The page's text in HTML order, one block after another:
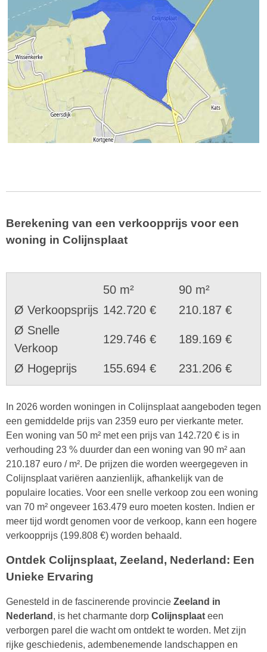
Berekening van een verkoopprijs voor een
woning in Colijnsplaat
50 m²
90 m²
Ø Verkoopsprijs 142.720 €
210.187 €
Ø Snelle
Verkoop
129.746 € 189.169 €
Ø Hogeprijs 155.694 € 231.206 €
In 2026 worden woningen in Colijnsplaat aangeboden tegen
een gemiddelde prijs van 2359 euro per vierkante meter.
Een woning van 50 m² met een prijs van 142.720 € is in
verhouding 23 % duurder dan een woning van 90 m² aan
210.187 euro / m². De prijzen die worden weergegeven in
Colijnsplaat variëren aanzienlijk, afhankelijk van de
populaire locaties. Voor een snelle verkoop zou een woning
van 70 m² ongeveer 163.479 euro moeten kosten. Indien er
meer tijd wordt genomen voor de verkoop, kann een hogere
verkoopprijs (199.808 €) worden behaald.
Ontdek Colijnsplaat, Zeeland, Nederland: Een
Unieke Ervaring
Genesteld in de fascinerende provincie Zeeland in
Nederland , is het charmante dorp Colijnsplaat een
verborgen parel die wacht om ontdekt te worden. Met zijn
rijke geschiedenis, adembenemende landschappen en